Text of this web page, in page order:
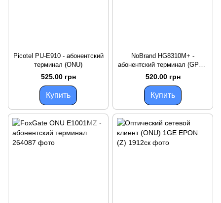
Picotel PU-E910 - абонентский
терминал (ONU)
525.00 грн
Купить
NoBrand HG8310M+ -
абонентский терминал (GPON
ONU)
520.00 грн
Купить